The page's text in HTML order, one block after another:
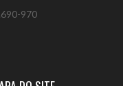
970